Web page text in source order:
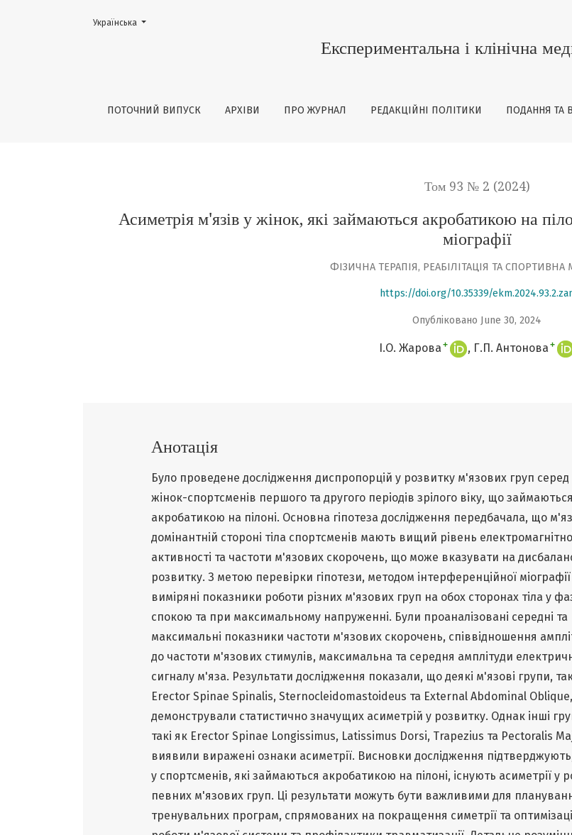
Асиметрія м&#039;язів у жінок, які займаються акробатикою на пілоні: результати
Експериментальна і клінічна
ПОТОЧНИЙ ВИПУСК АРХІВИ ПРО ЖУРНАЛ РЕДАКЦІЙНІ ПОЛІТИКИ ПОДАННЯ ТА
Змінити мову. Поточною мовою є:
Українська
Том 93 № 2 (2024)
Асиметрія м'язів у жінок, які займаються акробатикою на
міографії
ФІЗИЧНА ТЕРАПІЯ, РЕАБІЛІТАЦІЯ ТА
https://doi.org/10.35339/
Опубліковано June 30, 2024
І.О. Жарова + Г.П. Антонова +
Анотація
Було проведене дослідження диспропорцій у розвитку м'язових груп серед
жінок-спортсменів першого та другого періодів зрілого віку, що займаються
акробатикою на пілоні. Основна гіпотеза дослідження передбачала, що
домінантній стороні тіла спортсменів мають вищий рівень
активності та частоти м'язових скорочень, що може вказувати на
розвитку. З метою перевірки гіпотези, методом інтерференційної
виміряні показники роботи різних м'язових груп на обох сторонах тіла у
спокою та при максимальному напруженні. Були проаналізовані середні та
максимальні показники частоти м'язових скорочень, співвідношення
до частоти м'язових стимулів, максимальна та середня амплітуди
сигналу м'яза. Результати дослідження показали, що деякі м'язові групи,
Erector Spinae Spinalis, Sternocleidomastoideus та External Abdominal
демонстрували статистично значущих асиметрій у розвитку. Однак інші
такі як Erector Spinae Longissimus, Latissimus Dorsi, Trapezius та Pectoralis
виявили виражені ознаки асиметрії. Висновки дослідження
у спортсменів, які займаються акробатикою на пілоні, існують асиметрії у
певних м'язових груп. Ці результати можуть бути важливими для
тренувальних програм, спрямованих на покращення симетрії та